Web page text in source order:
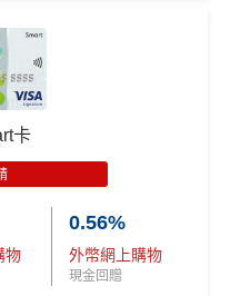
簽賬享高達1
贈
憑卡簽賬消費或成功辦
或以上，當中透過
可享高達10%回贈
機App並輸入：
form
外獎賞㗎！
數快回贈！
https://forms.gle/rPueeq
31日
賬滿HK$5,000，新客
hsbc-red-apply
MrMiles.hk/hsbc-red-for
轉數快回贈！詳情
基本迎新：
卡
物
0.56%
外幣網上購物
現金回贈